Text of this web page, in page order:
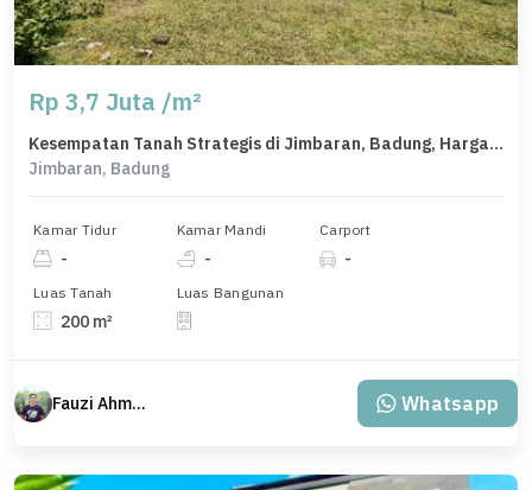
Rp 3,7 Juta /m²
Kesempatan Tanah Strategis di Jimbaran, Badung, Harga 740 Juta
Jimbaran, Badung
Kamar Tidur
-
Kamar Mandi
-
Carport
-
Luas Tanah
200 m²
Luas Bangunan
Fauzi Ahmad Whatsapp